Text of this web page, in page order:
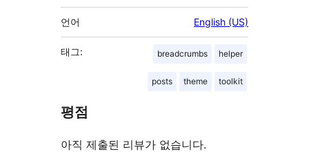
언어 English (US)
태그: breadcrumbs helper
posts theme toolkit
평점
아직 제출된 리뷰가 없습니다.